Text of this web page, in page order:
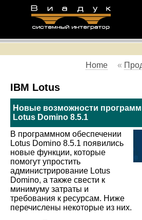
Home
«
IBM Lotus
Новые возможности
Lotus Domino 8.5.1
В программном обеспечении
Lotus Domino 8.5.1 появились
новые функции, которые
помогут упростить
администрирование Lotus
Domino, а также свести к
минимуму затраты и
требования к ресурсам. Ниже
перечислены некоторые из них.